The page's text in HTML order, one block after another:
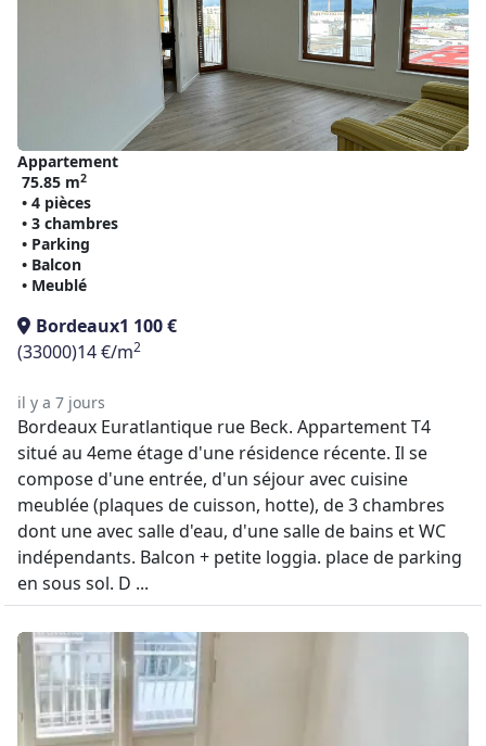
Appartement
75.85 m2
• 4 pièces
• 3 chambres
• Parking
• Balcon
• Meublé
Bordeaux1 100 €
(33000)14 €/m2
il y a 7 jours
Bordeaux Euratlantique rue Beck. Appartement T4
situé au 4eme étage d'une résidence récente. Il se
compose d'une entrée, d'un séjour avec cuisine
meublée (plaques de cuisson, hotte), de 3 chambres
dont une avec salle d'eau, d'une salle de bains et WC
indépendants. Balcon + petite loggia. place de parking
en sous sol. D ...